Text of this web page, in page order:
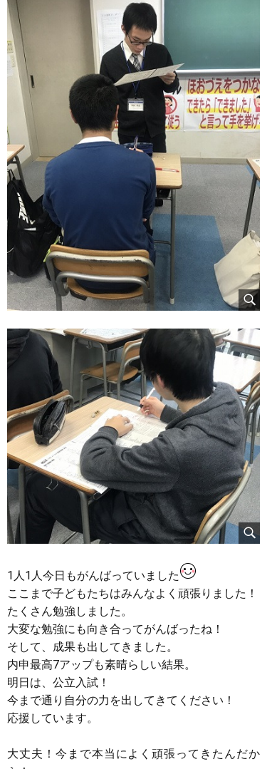
1人1人今日もがんばっていました
ここまで子どもたちはみんなよく頑張りました！
たくさん勉強しました。
大変な勉強にも向き合ってがんばったね！
そして、成果も出してきました。
内申最高7アップも素晴らしい結果。
明日は、公立入試！
今まで通り自分の力を出してきてください！
応援しています。
大丈夫！今まで本当によく頑張ってきたんだか